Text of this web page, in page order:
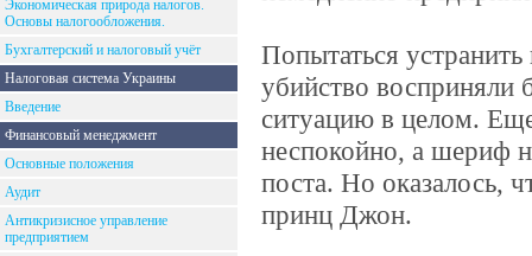
Экономическая природа налогов.
Основы налогообложения.
Бухгалтерский и налоговый учёт
Налоговая система Украины
Введение
Финансовый менеджмент
Основные положения
Аудит
Антикризисное управление
предприятием
Попытаться
убийство
ситуацию в целом.
неспокойно, а шериф
поста. Но оказалось,
принц Джон.